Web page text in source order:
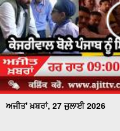
ਅਜੀਤ' ਖ਼ਬਰਾਂ, 27 ਜੁਲਾਈ 2026